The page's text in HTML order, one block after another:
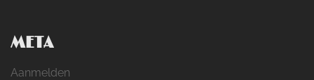
META
Aanmelden